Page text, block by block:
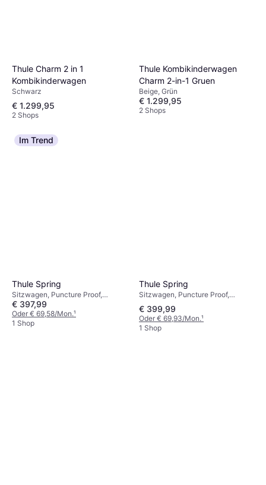
Thule Charm 2 in 1
Kombikinderwagen
Schwarz
€ 1.299,95
2 Shops
Thule Kombikinderwagen
Charm 2-in-1 Gruen
Beige, Grün
€ 1.299,95
2 Shops
Im Trend
Thule Spring
Sitzwagen, Puncture Proof,
Verstellbare Fußstütze,
Einstellbarer Griff, Liegeposition,
Verlängerbares Verdeck,
€ 397,99
Oder € 69,58/Mon.¹
1 Shop
Thule Spring
Sitzwagen, Puncture Proof,
Verstellbare Fußstütze, Warenkorb,
Einhandbedienung, Verlängerbares
Verdeck, Liegeposition,
Einstellbarer Griff, Grau
€ 399,99
Oder € 69,93/Mon.¹
1 Shop